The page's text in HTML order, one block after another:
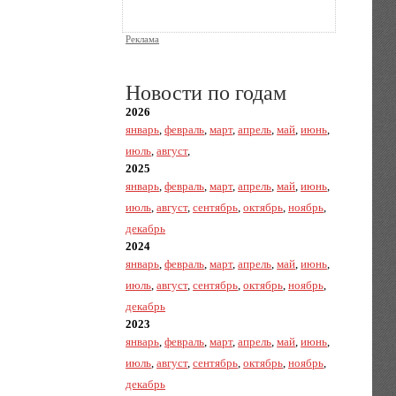
Реклама
Новости по годам
2026
январь,февраль,март,апрель,май,июнь,
июль,август,
2025
январь,февраль,март,апрель,май,июнь,
июль,август,сентябрь,октябрь,ноябрь,
декабрь
2024
январь,февраль,март,апрель,май,июнь,
июль,август,сентябрь,октябрь,ноябрь,
декабрь
2023
январь,февраль,март,апрель,май,июнь,
июль,август,сентябрь,октябрь,ноябрь,
декабрь